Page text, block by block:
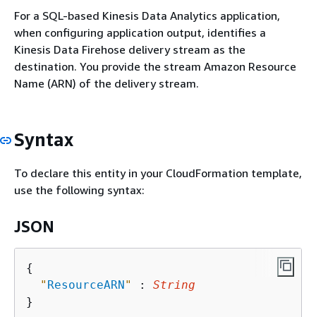
For a SQL-based Kinesis Data Analytics application,
when configuring application output, identifies a
Kinesis Data Firehose delivery stream as the
destination. You provide the stream Amazon Resource
Name (ARN) of the delivery stream.
Syntax
To declare this entity in your CloudFormation template,
use the following syntax:
JSON
{
" ResourceARN" : String